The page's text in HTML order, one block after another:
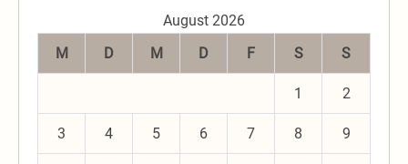
August 2026
M
D M D F S S
1 2
3 4 5 6 7 8 9